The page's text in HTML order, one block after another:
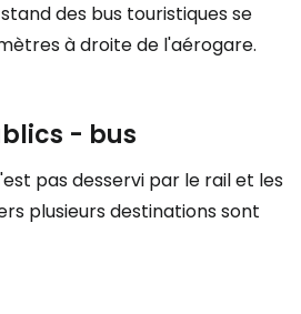
des bus touristiques se
à droite de l'aérogare.
- bus
pas desservi par le rail et les
plusieurs destinations sont